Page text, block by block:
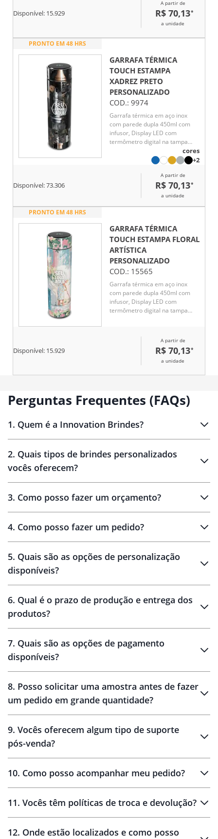
Disponível: 15.929
A partir de
R$ 70,13*
a unidade
PRONTO EM 48 HRS
GARRAFA TÉRMICA
TOUCH ESTAMPA
XADREZ PRETO
PERSONALIZADO
COD.: 9974
Garrafa térmica em aço inox
com parede dupla 450ml com
infusor, Display LED com
termômetro digital na tampa
para indicar a temperatura do
líquido, Conserva líquido quente
cores
+2
Disponível:73.306
A partir de
R$ 70,13*
a unidade
PRONTO EM 48 HRS
GARRAFA TÉRMICA
TOUCH ESTAMPA FLORAL
ARTÍSTICA
PERSONALIZADO
COD.: 15565
Garrafa térmica em aço inox
com parede dupla 450ml com
infusor, Display LED com
termômetro digital na tampa
Disponível: 15.929
A partir de
R$ 70,13*
a unidade
Perguntas Frequentes (FAQs)
1. Quem é a Innovation Brindes?
Brindes personalizados
2. Quais tipos de brindes personalizados
vocês oferecem?
personalizados
3. Como posso fazer um orçamento?
brinde
personalização
4. Como posso fazer um pedido?
amostra virtual
5. Quais são as opções de personalização
disponíveis?
6. Qual é o prazo de produção e entrega dos
produtos?
10 dias
brinde
48 horas
7. Quais são as opções de pagamento
disponíveis?
8. Posso solicitar uma amostra antes de fazer
um pedido em grande quantidade?
amostras
9. Vocês oferecem algum tipo de suporte
pós-venda?
10. Como posso acompanhar meu pedido?
11. Vocês têm políticas de troca e devolução?
12. Onde estão localizados e como posso